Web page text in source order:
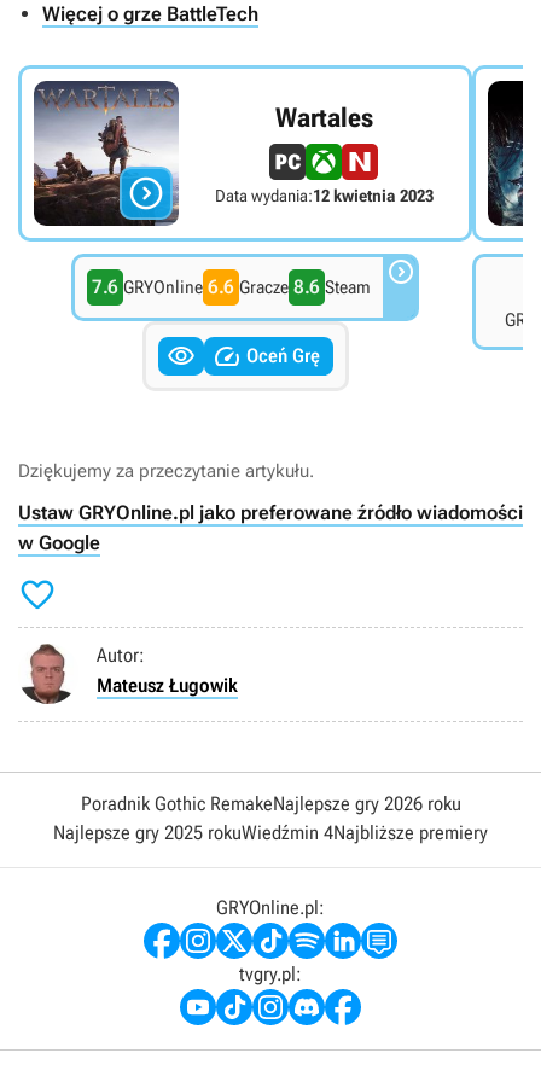
Więcej o grze BattleTech

Wartales
Data wydania:12 kwietnia 2023
7.6 GRYOnline 6.6 Gracze 8.6 Steam 
  Oceń Grę
Dziękujemy za przeczytanie artykułu.
Ustaw GRYOnline.pl jako preferowane źródło wiadomości
w Google

Autor:
Mateusz Ługowik
Poradnik Gothic RemakeNajlepsze gry 2026 roku
Najlepsze gry 2025 rokuWiedźmin 4Najbliższe premiery
GRYOnline.pl:
tvgry.pl: